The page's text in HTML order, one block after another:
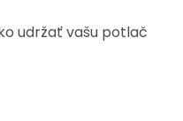
udržať vašu potlač